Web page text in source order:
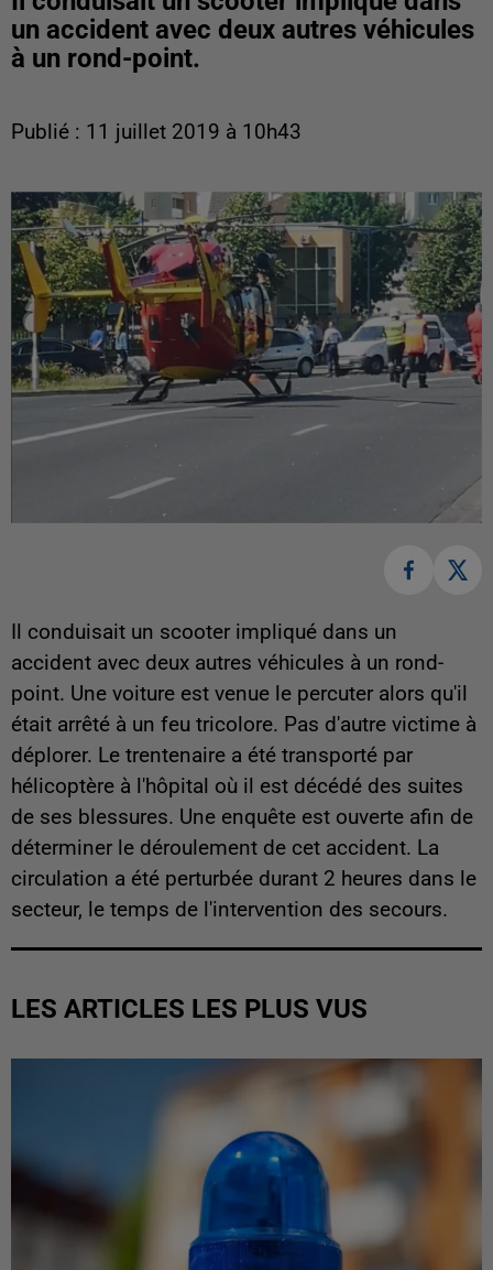
un accident avec deux autres véhicules
à un rond-point.
Publié : 11 juillet 2019 à 10h43
Il conduisait un scooter impliqué dans un
accident avec deux autres véhicules à un rond-
point. Une voiture est venue le percuter alors qu'il
était arrêté à un feu tricolore. Pas d'autre victime à
déplorer. Le trentenaire a été transporté par
hélicoptère à l'hôpital où il est décédé des suites
de ses blessures. Une enquête est ouverte afin de
déterminer le déroulement de cet accident. La
circulation a été perturbée durant 2 heures dans le
secteur, le temps de l'intervention des secours.
LES ARTICLES LES PLUS VUS